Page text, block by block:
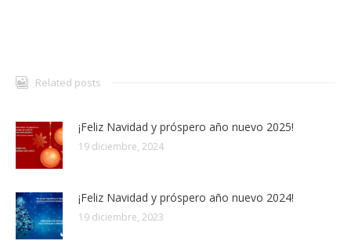
Related posts
¡Feliz Navidad y próspero año nuevo 2025!
19 diciembre, 2024
¡Feliz Navidad y próspero año nuevo 2024!
19 diciembre, 2023